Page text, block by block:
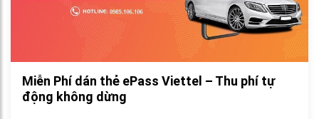
Miễn Phí dán thẻ ePass Viettel – Thu phí tự
động không dừng